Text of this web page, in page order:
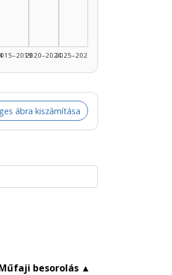
2020–20242025–2026
ábra kiszámítása
besorolás ▲